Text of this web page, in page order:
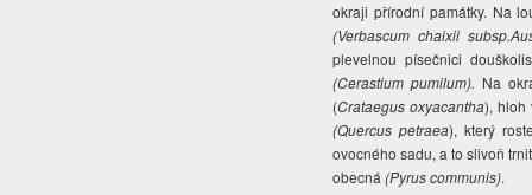
okraji přírodní památky. Na
(Verbascum chaixii
plevelnou písečnici
(Cerastium pumilum). Na
(Crataegus oxyacantha), hloh
(Quercus petraea), který
ovocného sadu, a to slivoň
obecná(Pyrus communis).